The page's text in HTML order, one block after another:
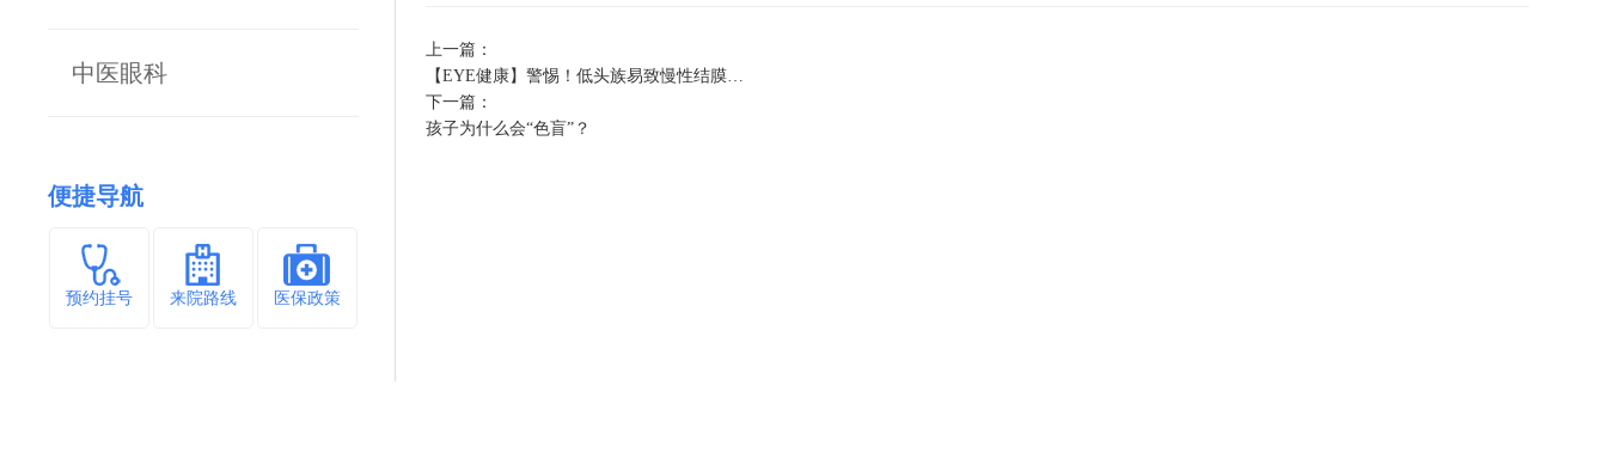
中医眼科
便捷导航
预约挂号 来院路线 医保政策
上一篇：
【EYE健康】警惕！低头族易致慢性结膜…
下一篇：
孩子为什么会“色盲”？